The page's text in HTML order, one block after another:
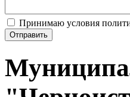
Принимаю условия